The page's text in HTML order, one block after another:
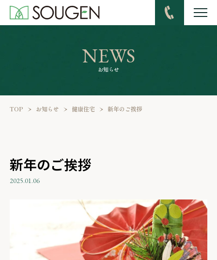
TEL
NEWS
お知らせ
TOP お知らせ 健康住宅 新年のご挨拶
新年のご挨拶
2025.01.06